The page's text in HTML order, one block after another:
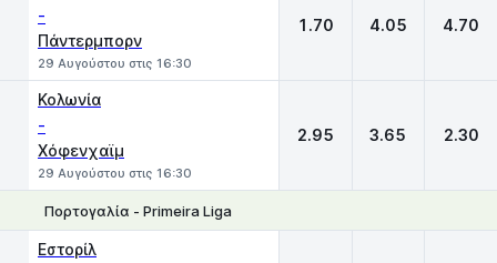
-
Πάντερμπορν
29 Αυγούστου στις 16:30
1.70 4.05 4.70
Κολωνία
-
Χόφενχαϊμ
29 Αυγούστου στις 16:30
2.95 3.65 2.30
Πορτογαλία - Primeira Liga
Εστορίλ